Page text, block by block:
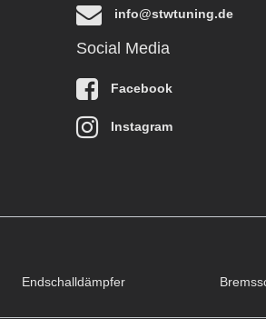
info@stwtuning.de
Social Media
Facebook
Instagram
Endschalldämpfer